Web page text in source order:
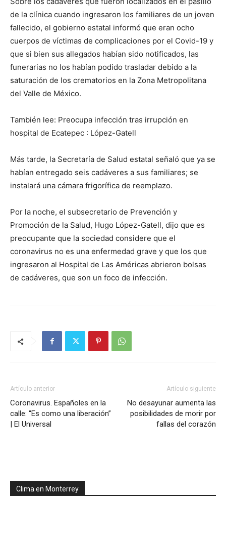
de la clínica cuando ingresaron los familiares de un joven
fallecido, el gobierno estatal informó que eran ocho
cuerpos de víctimas de complicaciones por el Covid-19 y
que si bien sus allegados habían sido notificados, las
funerarias no los habían podido trasladar debido a la
saturación de los crematorios en la Zona Metropolitana
del Valle de México.
También lee: Preocupa infección tras irrupción en
hospital de Ecatepec : López-Gatell
Más tarde, la Secretaría de Salud estatal señaló que ya se
habían entregado seis cadáveres a sus familiares; se
instalará una cámara frigorífica de reemplazo.
Por la noche, el subsecretario de Prevención y
Promoción de la Salud, Hugo López-Gatell, dijo que es
preocupante que la sociedad considere que el
coronavirus no es una enfermedad grave y que los que
ingresaron al Hospital de Las Américas abrieron bolsas
de cadáveres, que son un foco de infección.
Artículo anterior
Coronavirus. Españoles en la
calle: “Es como una liberación”
| El Universal
Artículo siguiente
No desayunar aumenta las
posibilidades de morir por
fallas del corazón
Clima en Monterrey